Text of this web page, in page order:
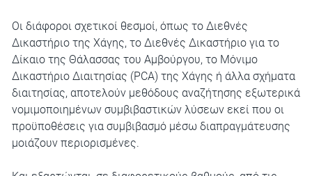
Οι διάφοροι σχετικοί θεσμοί, όπως το Διεθνές
Δικαστήριο της Χάγης, το Διεθνές Δικαστήριο για το
Δίκαιο της Θάλασσας του Αμβούργου, το Μόνιμο
Δικαστήριο Διαιτησίας (PCA) της Χάγης ή άλλα σχήματα
διαιτησίας, αποτελούν μεθόδους αναζήτησης εξωτερικά
νομιμοποιημένων συμβιβαστικών λύσεων εκεί που οι
προϋποθέσεις για συμβιβασμό μέσω διαπραγμάτευσης
μοιάζουν περιορισμένες.